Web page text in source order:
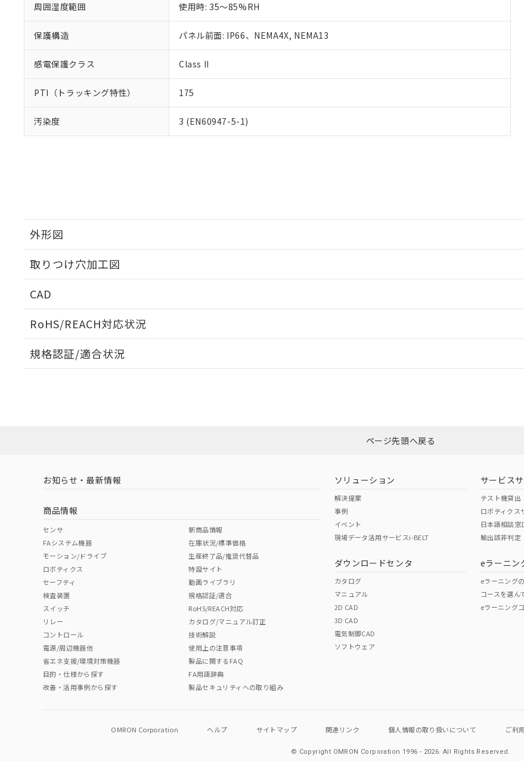
周囲湿度範囲 使用時: 35～85%RH
保護構造 パネル前面: IP66、NEMA4X, NEMA13
感電保護クラス Class II
PTI（トラッキング特性） 175
汚染度 3 (EN60947-5-1)
外形図
取りつけ穴加工図
CAD
RoHS/REACH対応状況
EU RoHS 注意事項・凡例
ダウンロードはこちら
中国 RoHS 注意事項・凡例
中国 RoHS表
Pb Hg Cr(VI)
"対応済み"や非含有の記載がされた商品であっても、流通在庫等で未対応品が混在する可能性があります。
非含有品が必要な際は、弊社営業部門もしくは販売店へお問い合わせください。
規格認証/適合状況
ページ先頭へ戻る
お知らせ・最新情報
商品情報
センサ
FAシステム機器
モーション/ドライブ
ロボティクス
セーフティ
検査装置
スイッチ
リレー
コントロール
電源/周辺機器他
省エネ支援/環境対策機器
目的・仕様から探す
改善・活用事例から探す
新商品情報
在庫状況/標準価格
生産終了品/推奨代替品
特設サイト
動画ライブラリ
規格認証/適合
RoHS/REACH対応
カタログ/マニュアル訂正
技術解説
使用上の注意事項
製品に関するFAQ
FA用語辞典
製品セキュリティへの取り組み
ソリューション
解決提案
事例
イベント
現場データ活用サービスi-BELT
ダウンロードセンタ
カタログ
マニュアル
2D CAD
3D CAD
電気制御CAD
ソフトウェア
サービス
テスト機貸出
ロボティクス
日本語相談窓
輸出該非判定
eラーニン
eラーニング
コースを選ん
eラーニング
OMRON Corporation ヘルプ サイトマップ 関連リンク 個人情報の取り扱いについて ご利
© Copyright OMRON Corporation 1996 - 2026.All Rights Reserved.